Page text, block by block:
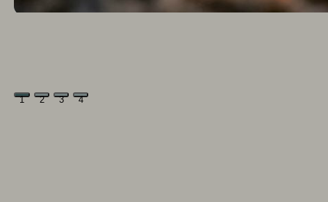
1 2 3 4